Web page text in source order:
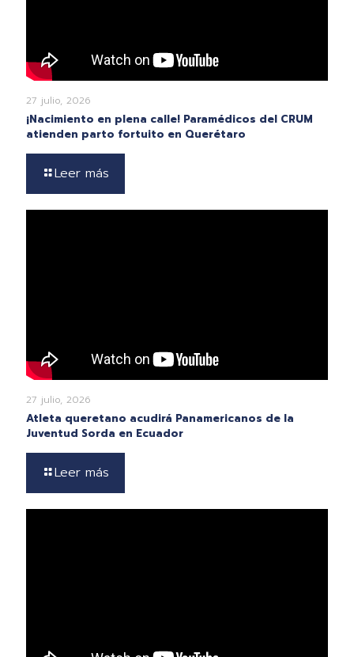
27 julio, 2026
¡Nacimiento en plena calle! Paramédicos del CRUM
atienden parto fortuito en Querétaro
Leer más
27 julio, 2026
Atleta queretano acudirá Panamericanos de la
Juventud Sorda en Ecuador
Leer más